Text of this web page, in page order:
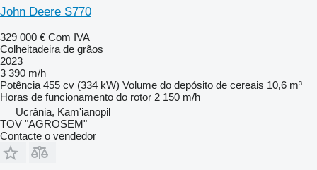
John Deere S770
329 000 € Com IVA
Colheitadeira de grãos
2023
3 390 m/h
Potência 455 cv (334 kW) Volume do depósito de cereais 10,6 m³
Horas de funcionamento do rotor 2 150 m/h
Ucrânia, Kam'ianopil
TOV "AGROSEM"
Contacte o vendedor